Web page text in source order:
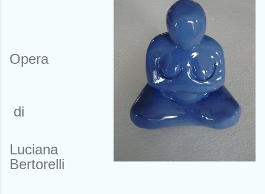
Opera
di
Luciana
Bertorelli